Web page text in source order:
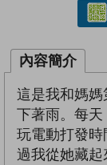
內容簡介
這是我和媽
下著雨。每
玩電動打發
過我從她藏起